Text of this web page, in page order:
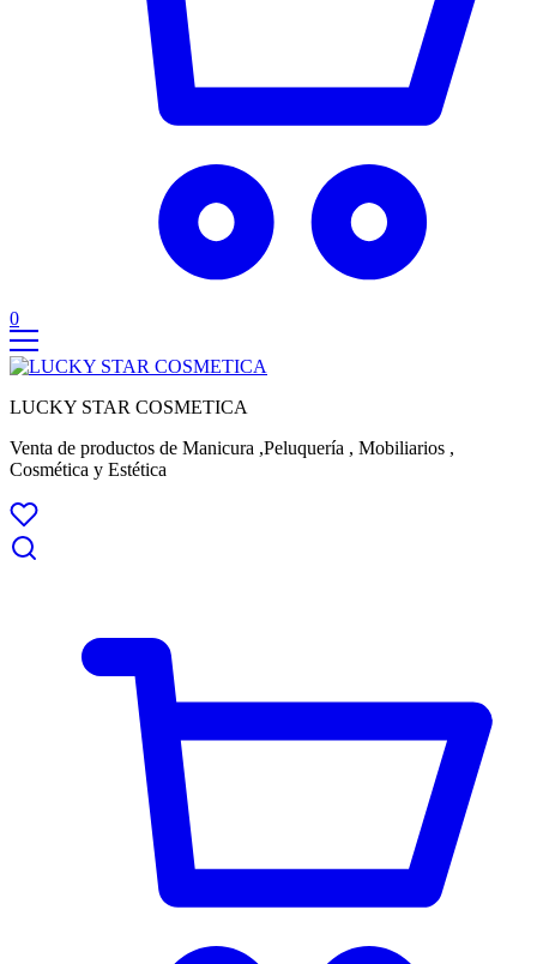
0
LUCKY STAR COSMETICA
Venta de productos de Manicura ,Peluquería , Mobiliarios ,
Cosmética y Estética